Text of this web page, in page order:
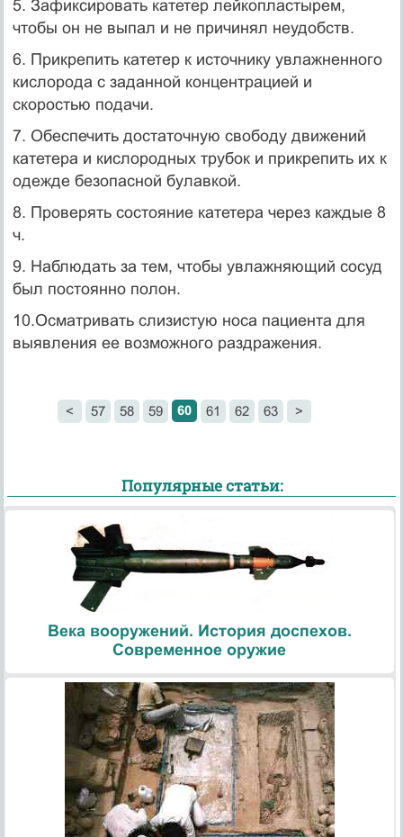
5. Зафиксировать катетер лейкопластырем,
чтобы он не выпал и не причинял неудобств.
6. Прикрепить катетер к источнику увлажненного
кислорода с заданной концентрацией и
скоростью подачи.
7. Обеспечить достаточную свободу движений
катетера и кислородных трубок и прикрепить их к
одежде безопасной булавкой.
8. Проверять состояние катетера через каждые 8
ч.
9. Наблюдать за тем, чтобы увлажняющий сосуд
был постоянно полон.
10.Осматривать слизистую носа пациента для
выявления ее возможного раздражения.
< 57 58 59 60 61 62 63 >
Популярные статьи:
Века вооружений. История доспехов.
Современное оружие